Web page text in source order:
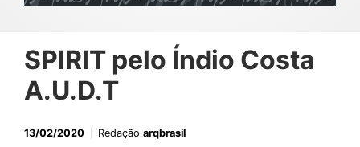
SPIRIT pelo Índio Costa
A.U.D.T
13/02/2020 Redação arqbrasil